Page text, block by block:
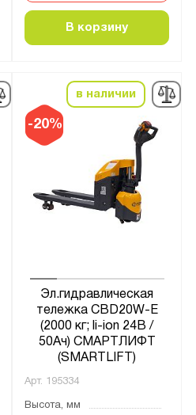
В корзину
-20%
в наличии
Эл.гидравлическая
тележка CBD20W-E
(2000 кг; li-ion 24В /
50Ач) СМАРТЛИФТ
(SMARTLIFT)
Арт. 195334
Высота, мм